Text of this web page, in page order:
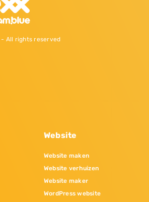
- All rights reserved
Website
Website maken
Website verhuizen
Website maker
WordPress website